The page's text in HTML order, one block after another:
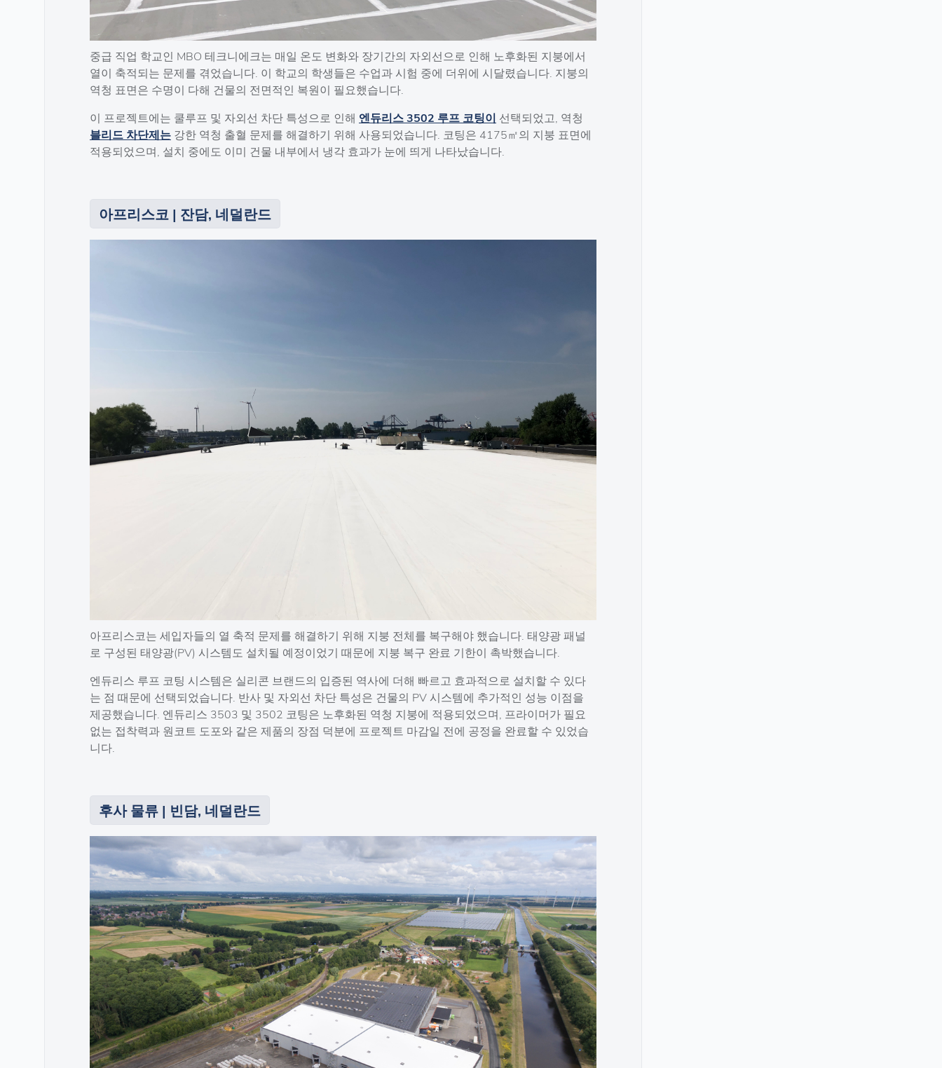
중급 직업 학교인 MBO 테크니에크는 매일 온도 변화와 장기간의 자외선으로 인해 노후화된 지붕에서
열이 축적되는 문제를 겪었습니다. 이 학교의 학생들은 수업과 시험 중에 더위에 시달렸습니다. 지붕의
역청 표면은 수명이 다해 건물의 전면적인 복원이 필요했습니다.
이 프로젝트에는 쿨루프 및 자외선 차단 특성으로 인해 엔듀리스 3502 루프 코팅이 선택되었고, 역청
블리드 차단제는 강한 역청 출혈 문제를 해결하기 위해 사용되었습니다. 코팅은 4175㎡의 지붕 표면에
적용되었으며, 설치 중에도 이미 건물 내부에서 냉각 효과가 눈에 띄게 나타났습니다.
아프리스코 | 잔담, 네덜란드
아프리스코는 세입자들의 열 축적 문제를 해결하기 위해 지붕 전체를 복구해야 했습니다. 태양광 패널
로 구성된 태양광(PV) 시스템도 설치될 예정이었기 때문에 지붕 복구 완료 기한이 촉박했습니다.
엔듀리스 루프 코팅 시스템은 실리콘 브랜드의 입증된 역사에 더해 빠르고 효과적으로 설치할 수 있다
는 점 때문에 선택되었습니다. 반사 및 자외선 차단 특성은 건물의 PV 시스템에 추가적인 성능 이점을
제공했습니다. 엔듀리스 3503 및 3502 코팅은 노후화된 역청 지붕에 적용되었으며, 프라이머가 필요
없는 접착력과 원코트 도포와 같은 제품의 장점 덕분에 프로젝트 마감일 전에 공정을 완료할 수 있었습
니다.
후사 물류 | 빈담, 네덜란드